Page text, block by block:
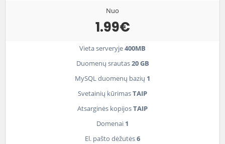
Nuo
1.99€
Vieta serveryje400MB
Duomenų srautas20 GB
MySQL duomenų bazių 1
Svetainių kūrimasTAIP
Atsarginės kopijosTAIP
Domenai 1
El. pašto dėžutės6